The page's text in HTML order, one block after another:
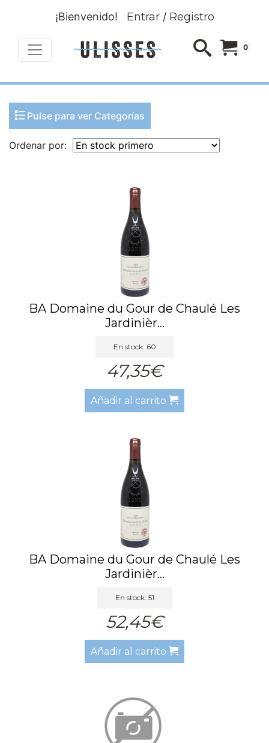
¡Bienvenido! Entrar/ Registro
0
Pulse para ver Categorías
Ordenar por:
BA Domaine du Gour de Chaulé Les
Jardinièr...
En stock: 60
47,35€
Añadir al carrito
BA Domaine du Gour de Chaulé Les
Jardinièr...
En stock: 51
52,45€
Añadir al carrito